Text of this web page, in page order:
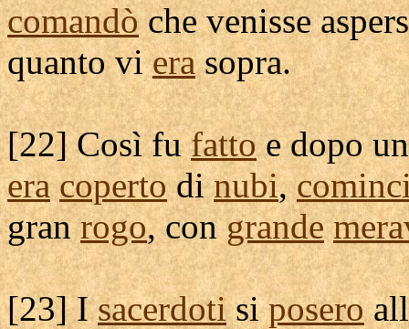
comandòche venisse
quanto vierasopra.
[22] Così fufattoe dopo
era copertodinubi,
granrogo, congrande
[23] Isacerdotisiposero